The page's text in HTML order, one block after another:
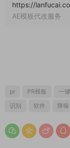
https://
AE模板代改服务
pr PR模板 一
识别
软件 降噪